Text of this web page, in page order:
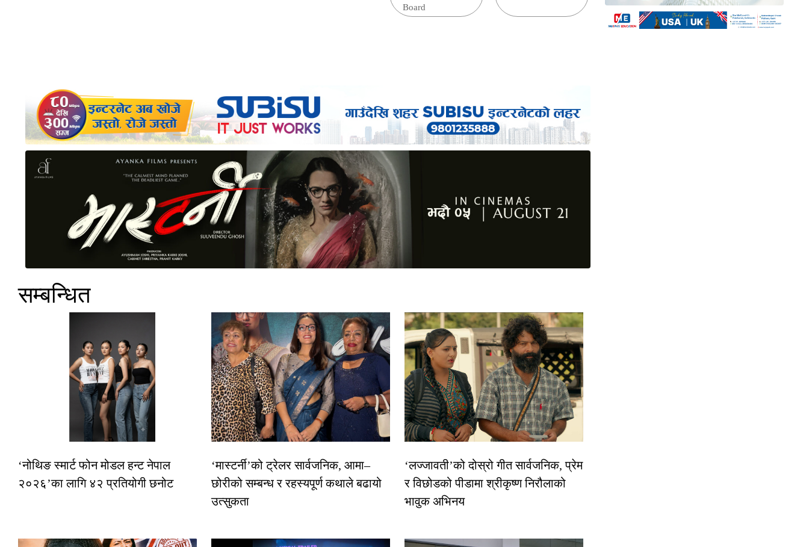
Board
सम्बन्धित
‘नोथिङ स्मार्ट फोन मोडल हन्ट नेपाल
२०२६’का लागि ४२ प्रतियोगी छनोट
‘मास्टर्नी’को ट्रेलर सार्वजनिक, आमा–
छोरीको सम्बन्ध र रहस्यपूर्ण कथाले बढायो
उत्सुकता
‘लज्जावती’को दोस्रो गीत सार्वजनिक, प्रेम
र विछोडको पीडामा श्रीकृष्ण निरौलाको
भावुक अभिनय